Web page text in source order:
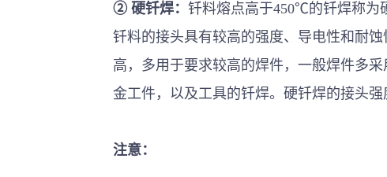
② 硬钎焊： 钎料熔点高于450℃的钎焊称为
钎料的接头具有较高的强度、导电性和耐
高，多用于要求较高的焊件，一般焊件多
金工件，以及工具的钎焊。硬钎焊的接头强
注意：